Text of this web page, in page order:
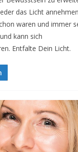
das Licht
waren und immer
kann sich
Entfalte Dein Licht.